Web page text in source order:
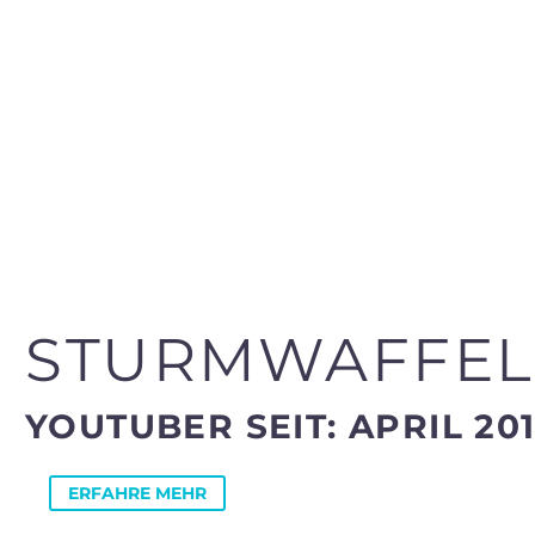
STURMWAFFEL
YOUTUBER SEIT: APRIL
ERFAHRE MEHR